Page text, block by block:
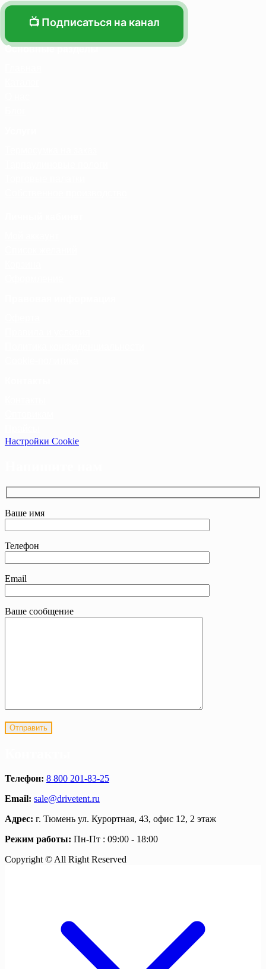
📺 Подписаться на канал
Основные разделы
Настройки Cookie
Ваше имя
Телефон
Email
Ваше сообщение
Телефон: 8 800 201-83-25
Email: sale@drivetent.ru
Адрес: г. Тюмень ул. Курортная, 43, офис 12, 2 этаж
Режим работы: Пн-Пт : 09:00 - 18:00
Copyright © All Right Reserved